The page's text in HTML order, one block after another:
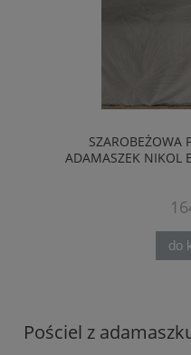
SZAROBEŻOWA
ADAMASZEK NIKOL
do
Pościel z